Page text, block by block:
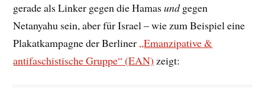
gerade als Linker gegen die Hamasundgegen
Netanyahu sein, aber für Israel – wie zum Beispiel eine
Plakatkampagne der Berliner „Emanzipative &
antifaschistische Gruppe“ (EAN) zeigt: